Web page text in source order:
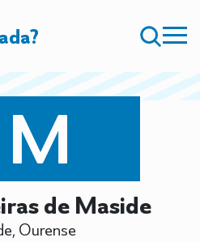
de Maside
Ourense